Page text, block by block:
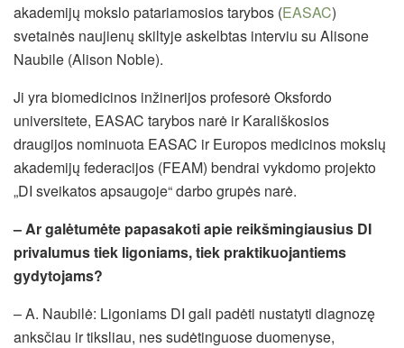
akademijų mokslo patariamosios tarybos (EASAC)
svetainės naujienų skiltyje askelbtas interviu su Alisone
Naubile (Alison Noble).
Ji yra biomedicinos inžinerijos profesorė Oksfordo
universitete, EASAC tarybos narė ir Karališkosios
draugijos nominuota EASAC ir Europos medicinos mokslų
akademijų federacijos (FEAM) bendrai vykdomo projekto
„DI sveikatos apsaugoje“ darbo grupės narė.
– Ar galėtumėte papasakoti apie reikšmingiausius DI
privalumus tiek ligoniams, tiek praktikuojantiems
gydytojams?
– A. Naubilė: Ligoniams DI gali padėti nustatyti diagnozę
anksčiau ir tiksliau, nes sudėtinguose duomenyse,